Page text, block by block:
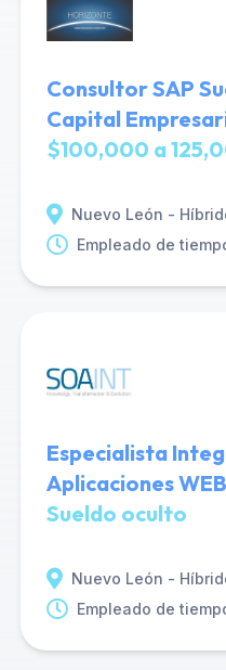
Consultor SAP
Capital
$100,000 a
Nuevo León -
Empleado de
Especialista
Aplicaciones
Sueldo oculto
Nuevo León -
Empleado de